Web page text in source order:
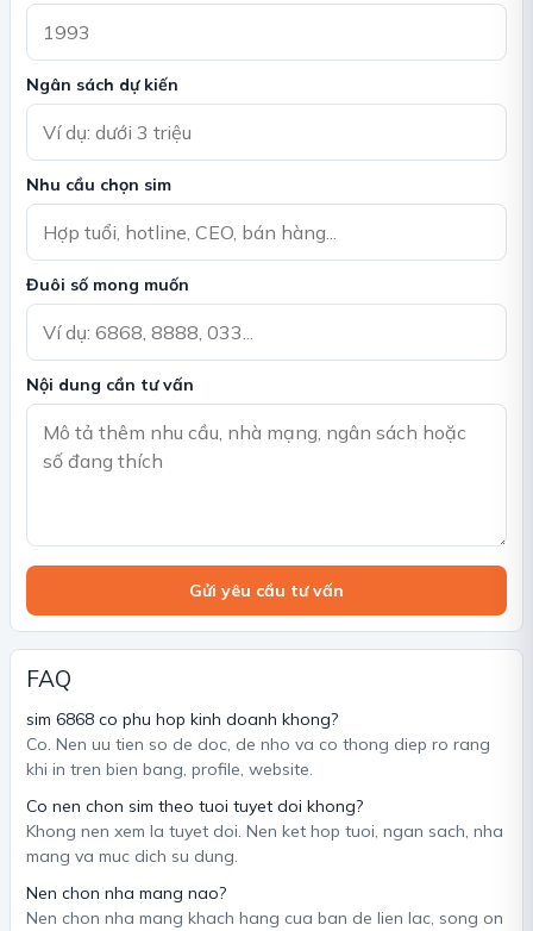
Ngân sách dự kiến
Nhu cầu chọn sim
Đuôi số mong muốn
Nội dung cần tư vấn
Gửi yêu cầu tư vấn
FAQ
sim 6868 co phu hop kinh doanh khong?
Co. Nen uu tien so de doc, de nho va co thong diep ro rang
khi in tren bien bang, profile, website.
Co nen chon sim theo tuoi tuyet doi khong?
Khong nen xem la tuyet doi. Nen ket hop tuoi, ngan sach, nha
mang va muc dich su dung.
Nen chon nha mang nao?
Nen chon nha mang khach hang cua ban de lien lac, song on